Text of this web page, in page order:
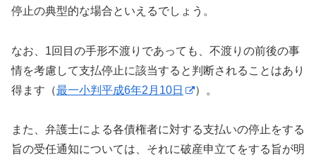
停止の典型的な場合といえるでしょう。
なお、1回目の手形不渡りであっても、不渡りの前後の事
情を考慮して支払停止に該当すると判断されることはあり
得ます（最一小判平成6年2月10日 ）。
また、弁護士による各債権者に対する支払いの停止をする
旨の受任通知については、それに破産申立てをする旨が明